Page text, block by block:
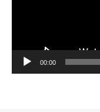
00:00